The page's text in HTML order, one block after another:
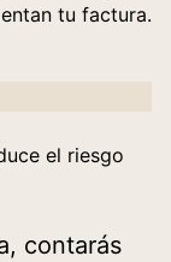
tu factura.
el riesgo
contarás